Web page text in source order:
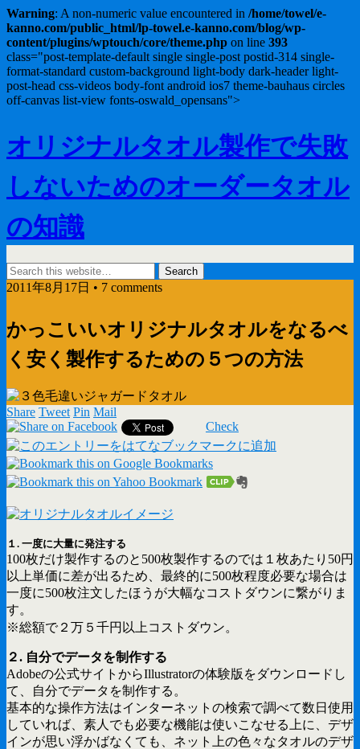
Warning: A non-numeric value encountered in /home/towel/e-
kanno.com/public_html/lp-towel.e-kanno.com/blog/wp-
content/plugins/wptouch/core/theme.php on line 393
class="post-template-default single single-post postid-314 single-
format-standard custom-background light-body dark-header light-
post-head css-videos body-font android ios7 theme-bauhaus circles
off-canvas list-view fonts-oswald_opensans">
オリジナルタオル製作で失敗
しないためのオーダータオル
の知識
2011年8月17日 • 7 comments
かっこいいオリジナルタオルをなるべ
く安く製作するための５つの方法
Share Tweet Pin Mail
Check
１. 一度に大量に発注する
100枚だけ製作するのと500枚製作するのでは１枚あたり50円
以上単価に差が出るため、最終的に500枚程度必要な場合は
一度に500枚注文したほうが大幅なコストダウンに繋がりま
す。
※総額で２万５千円以上コストダウン。
２. 自分でデータを制作する
Adobeの公式サイトからIllustratorの体験版をダウンロードし
て、自分でデータを制作する。
基本的な操作方法はインターネットの検索で調べて数日使用
していれば、素人でも必要な機能は使いこなせる上に、デザ
インが思い浮かばなくても、ネット上の色々なタオルのデザ